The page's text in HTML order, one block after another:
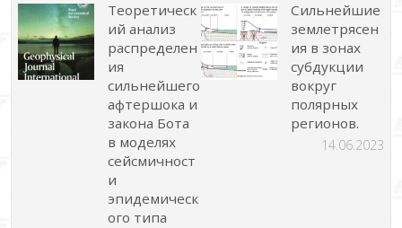
Теоретическ
ий анализ
распределен
ия
сильнейшего
афтершока и
закона Бота
в моделях
сейсмичност
и
эпидемическ
ого типа
Сильнейшие
землетрясен
ия в зонах
субдукции
вокруг
полярных
регионов.
14.06.2023